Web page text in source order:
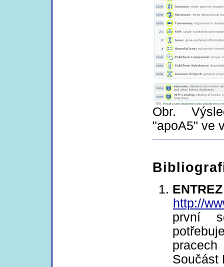
Obr.
"apoA5" ve
http://
první
Součást